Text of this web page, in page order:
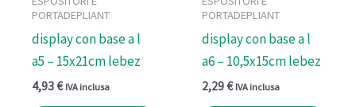
PORTADEPLIANT
display con base a l
a5 – 15x21cm lebez
4,93€ IVA inclusa
PORTADEPLIANT
display con base a l
a6 – 10,5x15cm lebez
2,29€ IVA inclusa